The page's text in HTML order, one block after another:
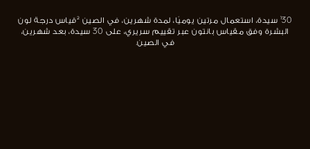
¹30 سيدة، استعمال مرتين يوميًا، لمدة شهرين، في الصين ²قياس درجة لون
البشرة وفق مقياس بانتون عبر تقييم سريري، على 30 سيدة، بعد شهرين،
في الصين.